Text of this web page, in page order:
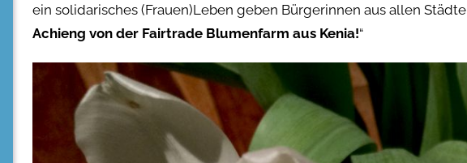
ein solidarisches (Frauen)Leben geben Bürgerinnen aus allen
Achieng von der Fairtrade Blumenfarm aus Kenia!“